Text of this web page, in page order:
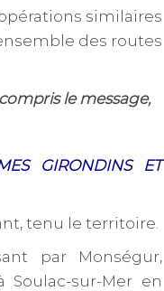
similaires
des routes
le message,
GIRONDINS ET
tenu le territoire.
par Monségur,
sur-Mer en